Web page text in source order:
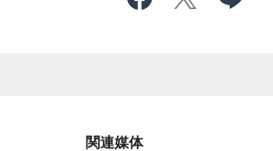
関連媒体